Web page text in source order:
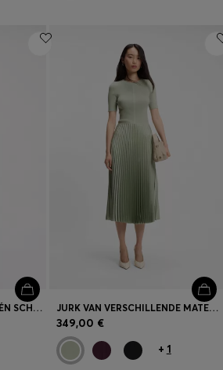
RIBGEBREIDE JURK MET ÉÉN SCHOUDER EN PLISSÉROK JURK VAN VERSCHILLENDE MATERIALEN MET PLISSÉROK
349,00 €
+ 1